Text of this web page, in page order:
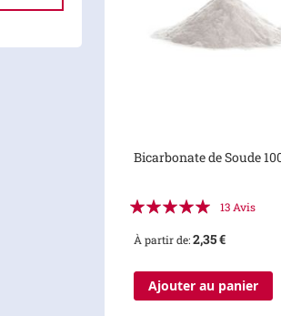
Bicarbonate de Soude
Évaluation:
13 Avis
À partir de 2,35 €
Ajouter au panier